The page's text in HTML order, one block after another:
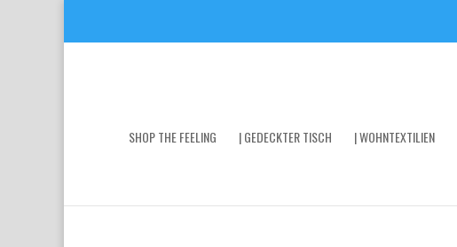
SHOP THE FEELING | GEDECKTER TISCH | WOHNTEXTILIEN